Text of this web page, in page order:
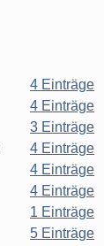
4 Einträge
4 Einträge
3 Einträge
4 Einträge
4 Einträge
4 Einträge
1 Einträge
5 Einträge